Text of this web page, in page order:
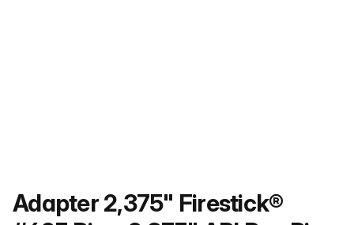
Produktnamn
Adapter 2,375" Firestick®